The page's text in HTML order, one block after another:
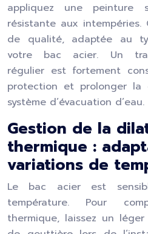
appliquez une peinture
résistante aux intempéries.
de qualité, adaptée au
votre bac acier. Un
régulier est fortement
protection et prolonger
système d’évacuation d’eau.
Gestion de la
thermique :
variations de
Le bac acier est
température. Pour
thermique, laissez un